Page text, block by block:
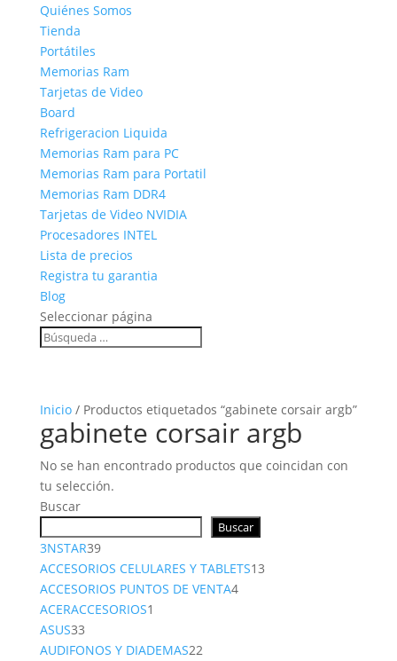
Quiénes Somos
Tienda
Portátiles
Memorias Ram
Tarjetas de Video
Board
Refrigeracion Liquida
Memorias Ram para PC
Memorias Ram para Portatil
Memorias Ram DDR4
Tarjetas de Video NVIDIA
Procesadores INTEL
Lista de precios
Registra tu garantia
Blog
Seleccionar página
Inicio/ Productos etiquetados “gabinete corsair argb”
gabinete corsair argb
No se han encontrado productos que coincidan con
tu selección.
Buscar
Buscar
3NSTAR3939
productos
ACCESORIOS CELULARES Y TABLETS1313
ACCESORIOS PUNTOS DE VENTA44
ACERACCESORIOS1
ASUS3333
productos
AUDIFONOS Y DIADEMAS2222